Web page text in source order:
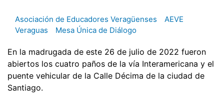
Asociación de Educadores Veragüenses
AEVE
Veraguas
Mesa Única de Diálogo
En la madrugada de este 26 de julio de 2022 fueron
abiertos los cuatro paños de la vía Interamericana y el
puente vehicular de la Calle Décima de la ciudad de
Santiago.